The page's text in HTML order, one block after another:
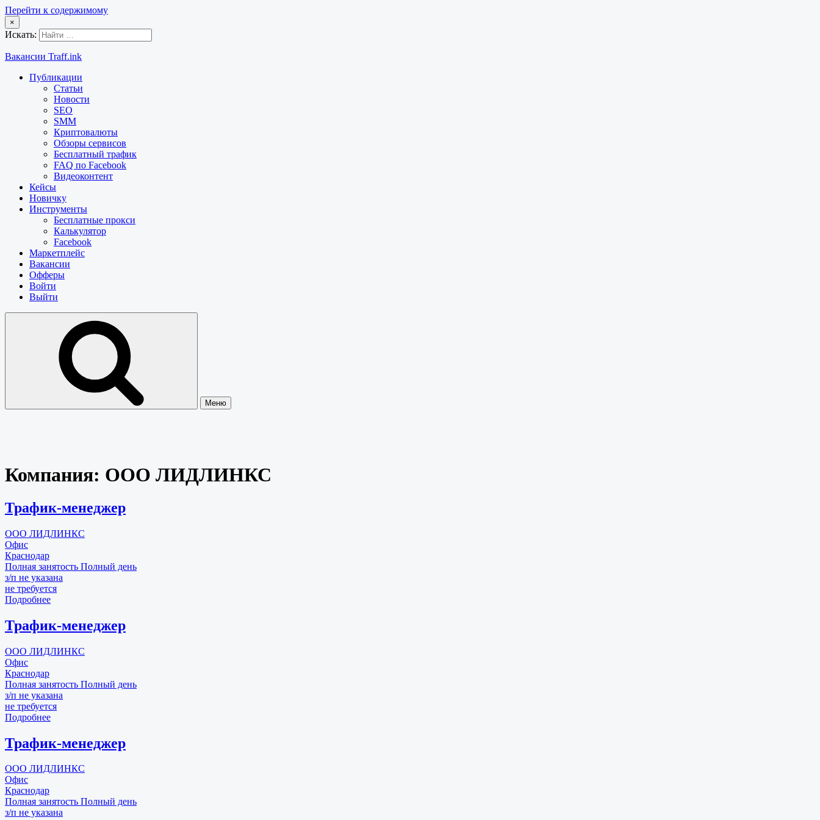
Перейти к содержимому
×
Искать:
Вакансии Traff.ink
Публикации
Статьи
Новости
SEO
SMM
Криптовалюты
Обзоры сервисов
Бесплатный трафик
FAQ по Facebook
Видеоконтент
Кейсы
Новичку
Инструменты
Бесплатные прокси
Калькулятор
Facebook
Маркетплейс
Вакансии
Офферы
Войти
Выйти
Меню
Компания: ООО ЛИДЛИНКС
Трафик-менеджер
ООО ЛИДЛИНКС
Офис
Краснодар
Полная занятость Полный день
з/п не указана
не требуется
Подробнее
Трафик-менеджер
ООО ЛИДЛИНКС
Офис
Краснодар
Полная занятость Полный день
з/п не указана
не требуется
Подробнее
Трафик-менеджер
ООО ЛИДЛИНКС
Офис
Краснодар
Полная занятость Полный день
з/п не указана